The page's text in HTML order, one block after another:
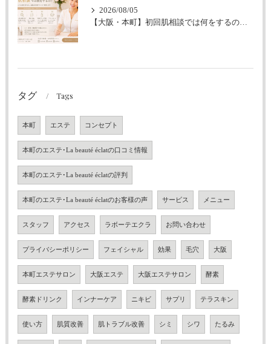
2026/08/05
【大阪・本町】初回肌相談では何をするの？｜シミ・肝斑・敏感肌改善専門サロン
タグ Tags
本町 エステ コンセプト
本町のエステ･La beauté éclatの口コミ情報
本町のエステ･La beauté éclatの評判
本町のエステ･La beauté éclatのお客様の声 サービス メニュー
スタッフ アクセス ラボーテエクラ お問い合わせ
プライバシーポリシー フェイシャル 効果 毛穴 大阪
本町エステサロン 大阪エステ 大阪エステサロン 酵素
酵素ドリンク インナーケア ニキビ サプリ テラスキン
使い方 肌質改善 肌トラブル改善 シミ シワ たるみ